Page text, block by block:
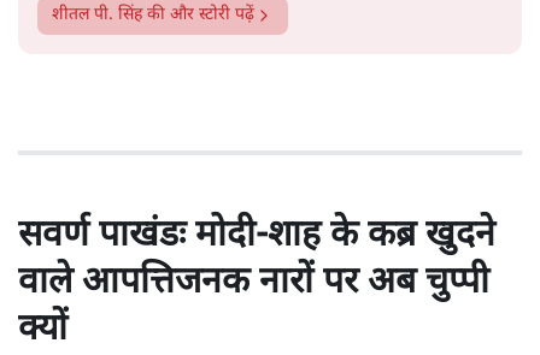
शीतल पी. सिंहकी और स्टोरी पढ़ें
सवर्ण पाखंडः मोदी-शाह के कब्र खुदने
वाले आपत्तिजनक नारों पर अब चुप्पी
क्यों